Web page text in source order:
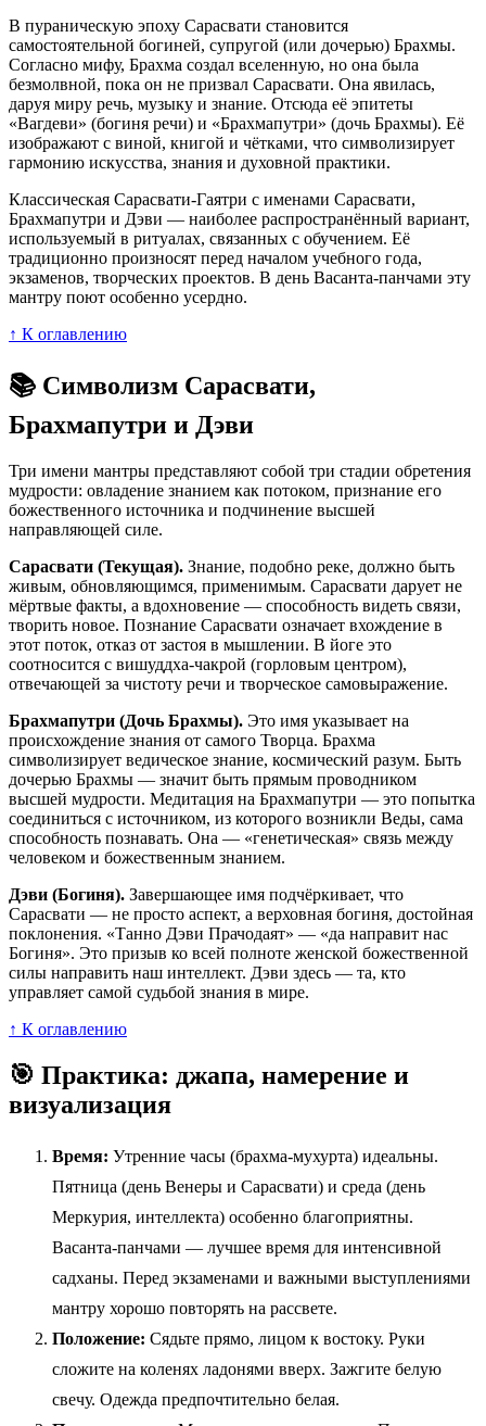
В пураническую эпоху Сарасвати становится
самостоятельной богиней, супругой (или дочерью) Брахмы.
Согласно мифу, Брахма создал вселенную, но она была
безмолвной, пока он не призвал Сарасвати. Она явилась,
даруя миру речь, музыку и знание. Отсюда её эпитеты
«Вагдеви» (богиня речи) и «Брахмапутри» (дочь Брахмы). Её
изображают с виной, книгой и чётками, что символизирует
гармонию искусства, знания и духовной практики.
Классическая Сарасвати-Гаятри с именами Сарасвати,
Брахмапутри и Дэви — наиболее распространённый вариант,
используемый в ритуалах, связанных с обучением. Её
традиционно произносят перед началом учебного года,
экзаменов, творческих проектов. В день Васанта-панчами эту
мантру поют особенно усердно.
↑ К оглавлению
📚 Символизм Сарасвати,
Брахмапутри и Дэви
Три имени мантры представляют собой три стадии обретения
мудрости: овладение знанием как потоком, признание его
божественного источника и подчинение высшей
направляющей силе.
Сарасвати (Текущая). Знание, подобно реке, должно быть
живым, обновляющимся, применимым. Сарасвати дарует не
мёртвые факты, а вдохновение — способность видеть связи,
творить новое. Познание Сарасвати означает вхождение в
этот поток, отказ от застоя в мышлении. В йоге это
соотносится с вишуддха-чакрой (горловым центром),
отвечающей за чистоту речи и творческое самовыражение.
Брахмапутри (Дочь Брахмы). Это имя указывает на
происхождение знания от самого Творца. Брахма
символизирует ведическое знание, космический разум. Быть
дочерью Брахмы — значит быть прямым проводником
высшей мудрости. Медитация на Брахмапутри — это попытка
соединиться с источником, из которого возникли Веды, сама
способность познавать. Она — «генетическая» связь между
человеком и божественным знанием.
Дэви (Богиня). Завершающее имя подчёркивает, что
Сарасвати — не просто аспект, а верховная богиня, достойная
поклонения. «Танно Дэви Прачодаят» — «да направит нас
Богиня». Это призыв ко всей полноте женской божественной
силы направить наш интеллект. Дэви здесь — та, кто
управляет самой судьбой знания в мире.
↑ К оглавлению
🎯 Практика: джапа, намерение и
визуализация
Время: Утренние часы (брахма-мухурта) идеальны.
Пятница (день Венеры и Сарасвати) и среда (день
Меркурия, интеллекта) особенно благоприятны.
Васанта-панчами — лучшее время для интенсивной
садханы. Перед экзаменами и важными выступлениями
мантру хорошо повторять на рассвете.
Положение: Сядьте прямо, лицом к востоку. Руки
сложите на коленях ладонями вверх. Зажгите белую
свечу. Одежда предпочтительно белая.